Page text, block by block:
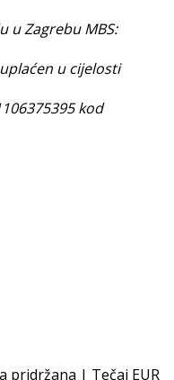
u Zagrebu MBS:
u cijelosti
kod
pridržana | Tečaj EUR